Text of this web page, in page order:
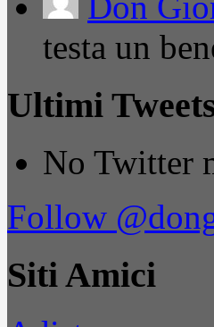
testa un
Ultimi
No Twitter
Follow
Siti Amici